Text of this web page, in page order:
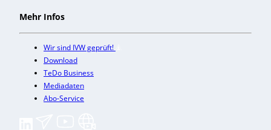
Mehr Infos
Wir sind IVW geprüft!
Download
TeDo Business
Mediadaten
Abo-Service